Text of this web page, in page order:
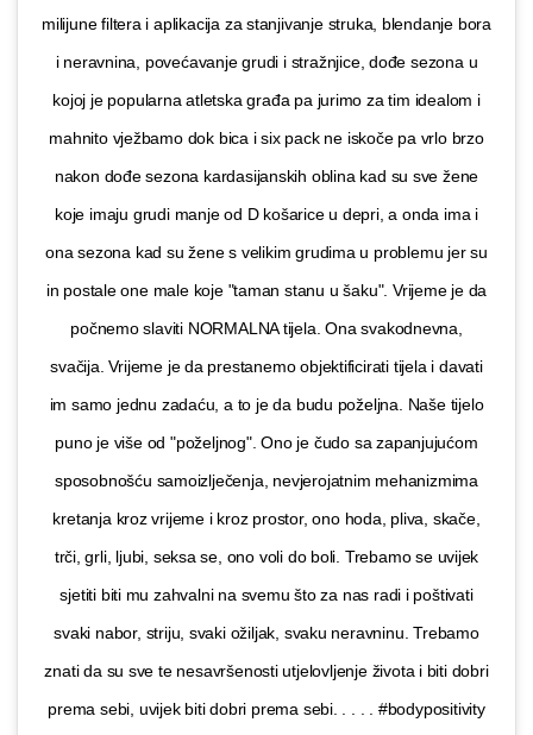
milijune filtera i aplikacija za stanjivanje struka, blendanje bora
i neravnina, povećavanje grudi i stražnjice, dođe sezona u
kojoj je popularna atletska građa pa jurimo za tim idealom i
mahnito vježbamo dok bica i six pack ne iskoče pa vrlo brzo
nakon dođe sezona kardasijanskih oblina kad su sve žene
koje imaju grudi manje od D košarice u depri, a onda ima i
ona sezona kad su žene s velikim grudima u problemu jer su
in postale one male koje "taman stanu u šaku". Vrijeme je da
počnemo slaviti NORMALNA tijela. Ona svakodnevna,
svačija. Vrijeme je da prestanemo objektificirati tijela i davati
im samo jednu zadaću, a to je da budu poželjna. Naše tijelo
puno je više od "poželjnog". Ono je čudo sa zapanjujućom
sposobnošću samoizlječenja, nevjerojatnim mehanizmima
kretanja kroz vrijeme i kroz prostor, ono hoda, pliva, skače,
trči, grli, ljubi, seksa se, ono voli do boli. Trebamo se uvijek
sjetiti biti mu zahvalni na svemu što za nas radi i poštivati
svaki nabor, striju, svaki ožiljak, svaku neravninu. Trebamo
znati da su sve te nesavršenosti utjelovljenje života i biti dobri
prema sebi, uvijek biti dobri prema sebi. . . . . #bodypositivity